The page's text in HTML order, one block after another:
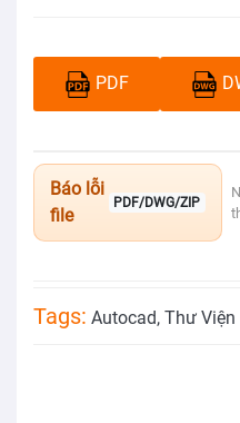
PDF
Báo lỗi
file
PDF/DWG/ZIP
Tags: Autocad, Thư Viện